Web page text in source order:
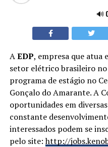
🔊
AEDP, empresa que atua
setor elétrico brasileiro
programa de estágio no
Gonçalo do Amarante. A
oportunidades em
constante
interessados podem se
pelo site:http://